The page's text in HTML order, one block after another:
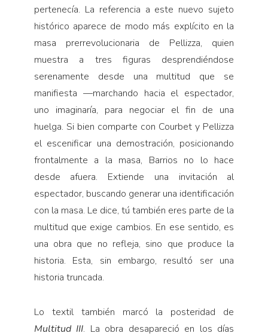
pertenecía. La referencia a este nuevo sujeto
histórico aparece de modo más explícito en la
masa prerrevolucionaria de Pellizza, quien
muestra a tres figuras desprendiéndose
serenamente desde una multitud que se
manifiesta —marchando hacia el espectador,
uno imaginaría, para negociar el fin de una
huelga. Si bien comparte con Courbet y Pellizza
el escenificar una demostración, posicionando
frontalmente a la masa, Barrios no lo hace
desde afuera. Extiende una invitación al
espectador, buscando generar una identificación
con la masa. Le dice, tú también eres parte de la
multitud que exige cambios. En ese sentido, es
una obra que no refleja, sino que produce la
historia. Esta, sin embargo, resultó ser una
historia truncada.
Lo textil también marcó la posteridad de
Multitud III. La obra desapareció en los días